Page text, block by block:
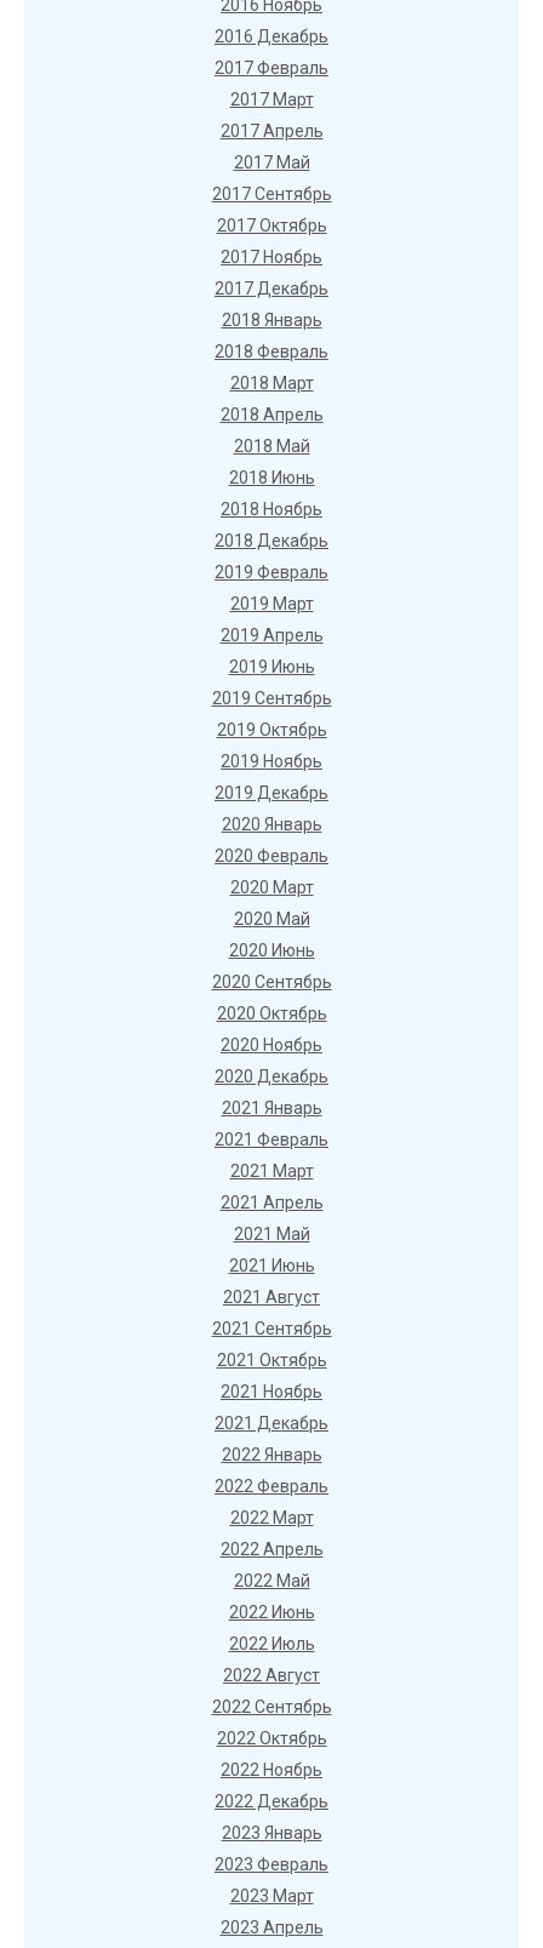
2016 Ноябрь
2016 Декабрь
2017 Февраль
2017 Март
2017 Апрель
2017 Май
2017 Сентябрь
2017 Октябрь
2017 Ноябрь
2017 Декабрь
2018 Январь
2018 Февраль
2018 Март
2018 Апрель
2018 Май
2018 Июнь
2018 Ноябрь
2018 Декабрь
2019 Февраль
2019 Март
2019 Апрель
2019 Июнь
2019 Сентябрь
2019 Октябрь
2019 Ноябрь
2019 Декабрь
2020 Январь
2020 Февраль
2020 Март
2020 Май
2020 Июнь
2020 Сентябрь
2020 Октябрь
2020 Ноябрь
2020 Декабрь
2021 Январь
2021 Февраль
2021 Март
2021 Апрель
2021 Май
2021 Июнь
2021 Август
2021 Сентябрь
2021 Октябрь
2021 Ноябрь
2021 Декабрь
2022 Январь
2022 Февраль
2022 Март
2022 Апрель
2022 Май
2022 Июнь
2022 Июль
2022 Август
2022 Сентябрь
2022 Октябрь
2022 Ноябрь
2022 Декабрь
2023 Январь
2023 Февраль
2023 Март
2023 Апрель